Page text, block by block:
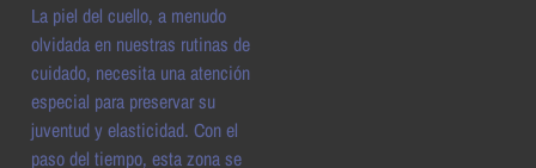
La piel del cuello, a menudo
olvidada en nuestras rutinas de
cuidado, necesita una atención
especial para preservar su
juventud y elasticidad. Con el
paso del tiempo, esta zona se